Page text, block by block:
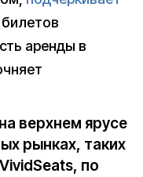
аренды в
верхнем ярусе
рынках, таких
по